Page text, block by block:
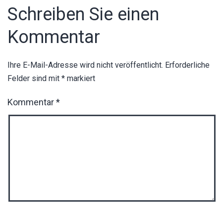
Schreiben Sie einen
Kommentar
Ihre E-Mail-Adresse wird nicht veröffentlicht. Erforderliche
Felder sind mit * markiert
Kommentar*